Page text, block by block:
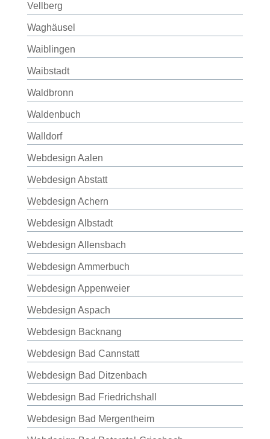
Vellberg
Waghäusel
Waiblingen
Waibstadt
Waldbronn
Waldenbuch
Walldorf
Webdesign Aalen
Webdesign Abstatt
Webdesign Achern
Webdesign Albstadt
Webdesign Allensbach
Webdesign Ammerbuch
Webdesign Appenweier
Webdesign Aspach
Webdesign Backnang
Webdesign Bad Cannstatt
Webdesign Bad Ditzenbach
Webdesign Bad Friedrichshall
Webdesign Bad Mergentheim